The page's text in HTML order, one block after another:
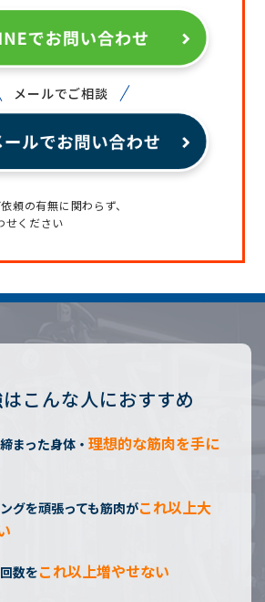
メールでご相談
頼の有無に関わらず、
せください
こんな人におすすめ
まった身体・ 理想的な筋肉を手に
グを頑張っても筋肉がこれ以上大
数をこれ以上増やせない